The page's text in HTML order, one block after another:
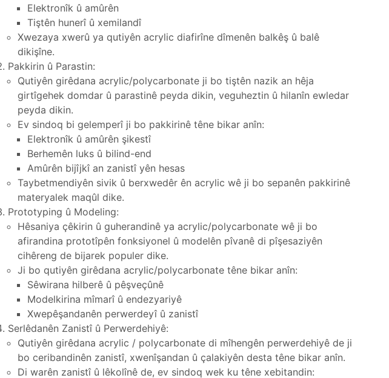
Elektronîk û amûrên
Tiştên hunerî û xemilandî
Xwezaya xwerû ya qutiyên acrylic diafirîne dîmenên balkêş û balê
dikişîne.
Pakkirin û Parastin:
Qutiyên girêdana acrylic/polycarbonate ji bo tiştên nazik an hêja
girtîgehek domdar û parastinê peyda dikin, veguheztin û hilanîn ewledar
peyda dikin.
Ev sindoq bi gelemperî ji bo pakkirinê têne bikar anîn:
Elektronîk û amûrên şikestî
Berhemên luks û bilind-end
Amûrên bijîjkî an zanistî yên hesas
Taybetmendiyên sivik û berxwedêr ên acrylic wê ji bo sepanên pakkirinê
materyalek maqûl dike.
Prototyping û Modeling:
Hêsaniya çêkirin û guherandinê ya acrylic/polycarbonate wê ji bo
afirandina prototîpên fonksiyonel û modelên pîvanê di pîşesaziyên
cihêreng de bijarek populer dike.
Ji bo qutiyên girêdana acrylic/polycarbonate têne bikar anîn:
Sêwirana hilberê û pêşveçûnê
Modelkirina mîmarî û endezyariyê
Xwepêşandanên perwerdeyî û zanistî
Serlêdanên Zanistî û Perwerdehiyê:
Qutiyên girêdana acrylic / polycarbonate di mîhengên perwerdehiyê de ji
bo ceribandinên zanistî, xwenîşandan û çalakiyên desta têne bikar anîn.
Di warên zanistî û lêkolînê de, ev sindoq wek ku têne xebitandin: